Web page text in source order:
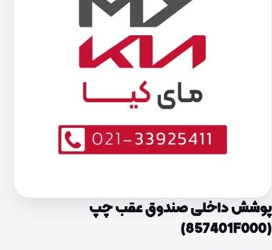
پوشش داخلی صندوق عقب چپ
(857401F000)